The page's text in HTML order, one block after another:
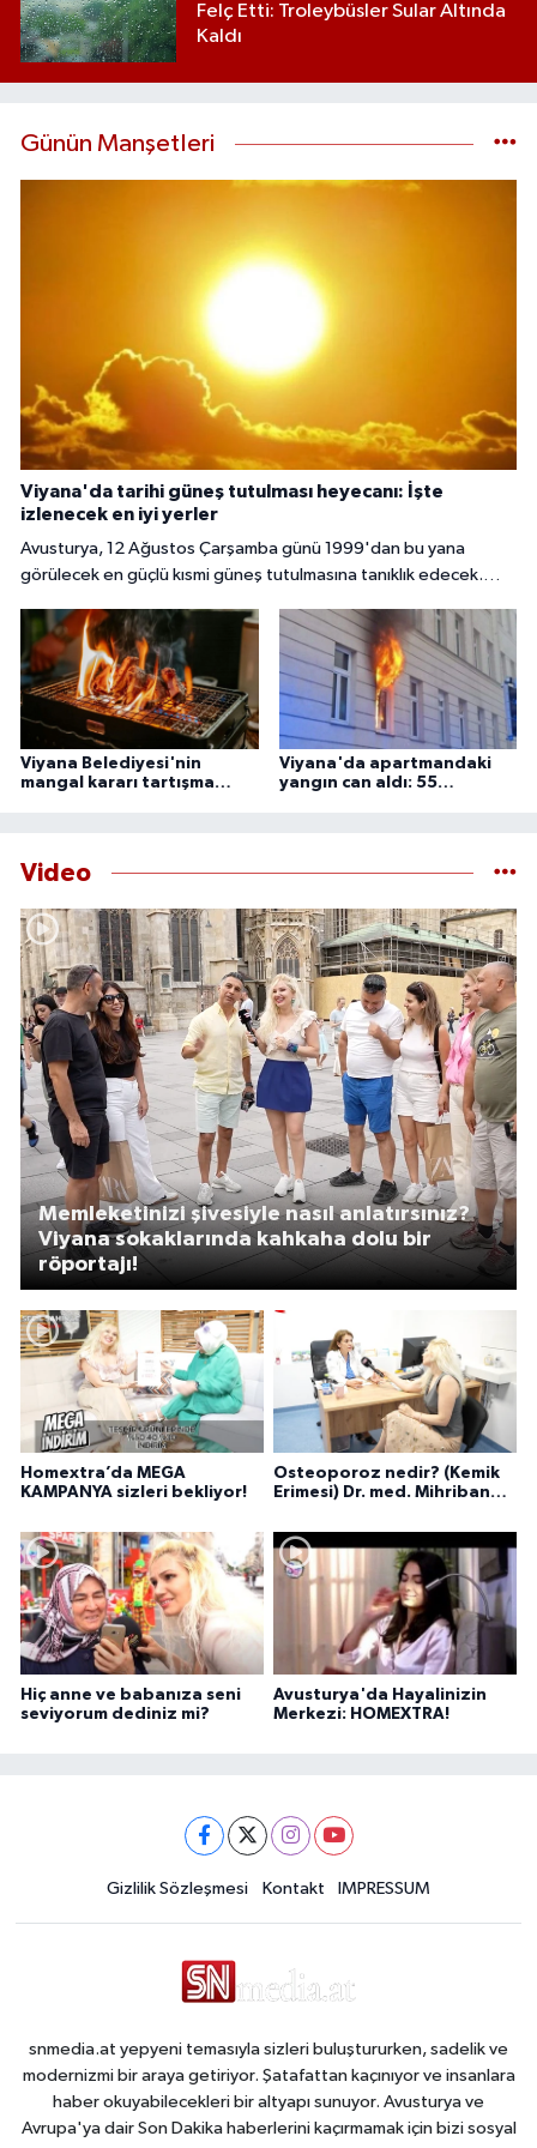
Felç Etti: Troleybüsler Sular Altında
Kaldı
Günün Manşetleri
Viyana'da tarihi güneş tutulması heyecanı: İşte
izlenecek en iyi yerler
Avusturya, 12 Ağustos Çarşamba günü 1999'dan bu yana
görülecek en güçlü kısmi güneş tutulmasına tanıklık edecek.
85 ila 89'unun Ay tarafından örtüleceği bu nadir doğa olayını
izlemek için çeşitli noktalarda bir araya gelecek.
Viyana Belediyesi'nin
mangal kararı tartışma
Viyana'da apartmandaki
yangın can aldı: 55
Video
Homextra’da MEGA
KAMPANYA sizleri bekliyor!
Osteoporoz nedir? (Kemik
Erimesi) Dr. med. Mihriban
Memleketinizi şivesiyle nasıl anlatırsınız?
Viyana sokaklarında kahkaha dolu bir
röportajı!
Hiç anne ve babanıza seni
seviyorum dediniz mi?
Avusturya'da Hayalinizin
Merkezi: HOMEXTRA!
Gizlilik Sözleşmesi Kontakt IMPRESSUM
snmedia.at yepyeni temasıyla sizleri buluştururken, sadelik ve
modernizmi bir araya getiriyor. Şatafattan kaçınıyor ve insanlara
haber okuyabilecekleri bir altyapı sunuyor. Avusturya ve
Avrupa'ya dair Son Dakika haberlerini kaçırmamak için bizi sosyal